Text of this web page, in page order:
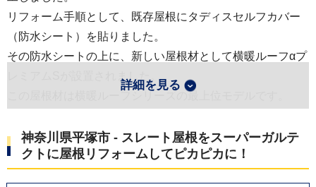
リフォーム手順として、既存屋根にタディスセルフカバー
（防水シート）を貼りました。
その防水シートの上に、新しい屋根材として横暖ルーフαプ
レミアムSが設置されました。
この屋根材は横暖ルーフシリーズの最上位モデルです。
な特徴です。
また、屋根の重要な部分である棟には、テイガクが開発し
詳細を見る
神奈川県平塚市 - スレート屋根をスーパーガルテ
クトに屋根リフォームしてピカピカに！